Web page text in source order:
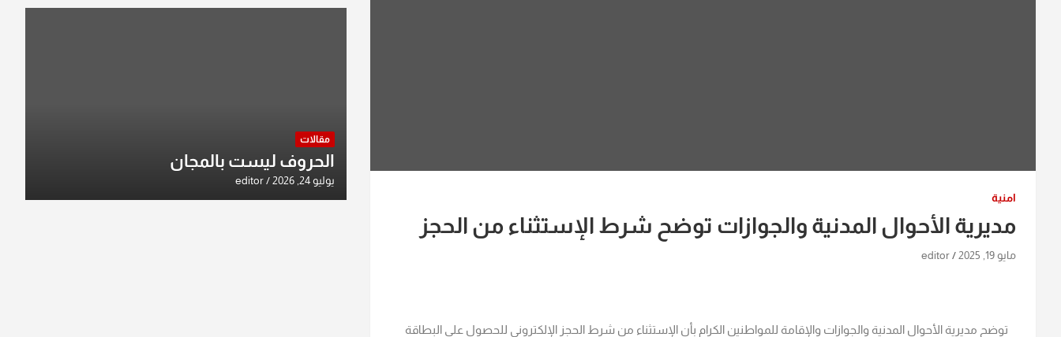
امنية
مديرية الأحوال المدنية والجوازات توضح شرط الإستثناء من الحجز
مايو 19, 2025 editor
توضح مديرية الأحوال المدنية والجوازات والإقامة للمواطنين الكرام بأن الإستثناء من شرط الحجز الإلكتروني للحصول على البطاقة
مقالات
الحروف ليست بالمجان
يوليو 24, 2026 editor